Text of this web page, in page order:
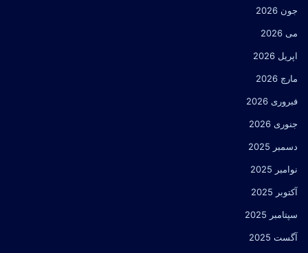
جون 2026
می 2026
اپریل 2026
مارچ 2026
فبروری 2026
جنوری 2026
دسمبر 2025
نوامبر 2025
آکتوبر 2025
سپتامبر 2025
آگست 2025